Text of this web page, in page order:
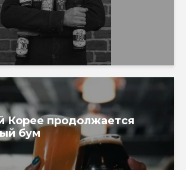
продолжается
бум